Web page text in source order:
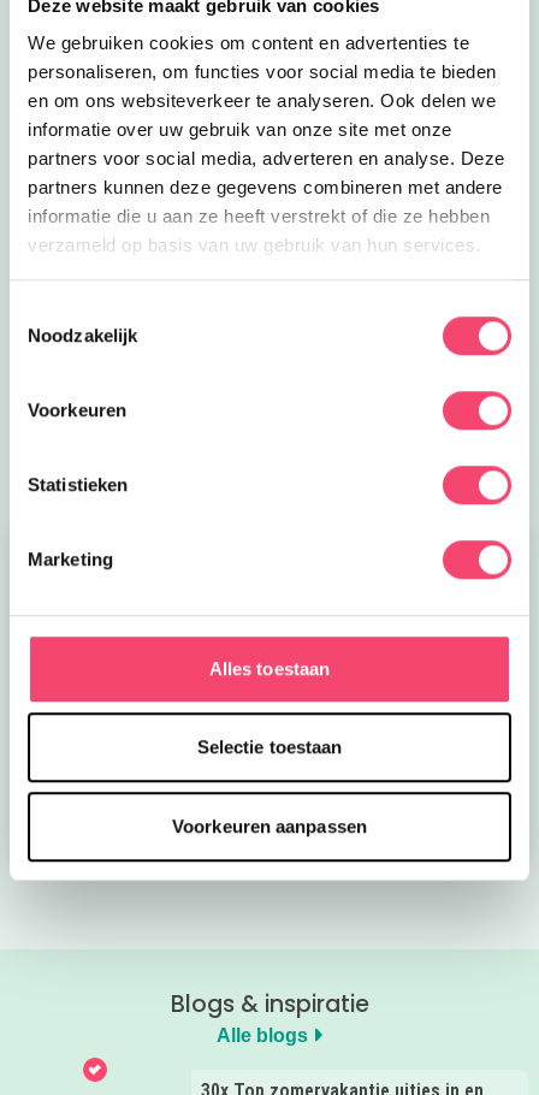
Deze website maakt gebruik van cookies
We gebruiken cookies om content en advertenties te
personaliseren, om functies voor social media te bieden
en om ons websiteverkeer te analyseren. Ook delen we
informatie over uw gebruik van onze site met onze
partners voor social media, adverteren en analyse. Deze
partners kunnen deze gegevens combineren met andere
informatie die u aan ze heeft verstrekt of die ze hebben
verzameld op basis van uw gebruik van hun services.
Noodzakelijk
Voorkeuren
Statistieken
Marketing
Alles toestaan
Selectie toestaan
Voorkeuren aanpassen
Yihaa, zomervakantie!
leukste uitjes verzameld. Van festivals voor het hele
gezin, tot toffe buitenuitjes, actieve uitjes en musea met
Kroon op de taart bij
Onze favoriete
Blogs & inspiratie
Alle blogs